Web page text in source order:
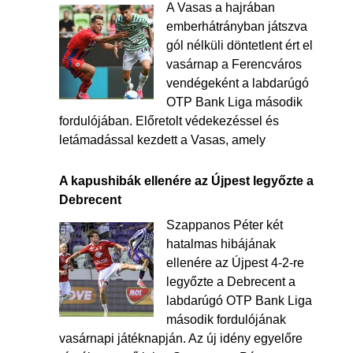
A Vasas a hajrában
emberhátrányban játszva
gól nélküli döntetlent ért el
vasárnap a Ferencváros
vendégeként a labdarúgó
OTP Bank Liga második
fordulójában. Előretolt védekezéssel és
letámadással kezdett a Vasas, amely
A kapushibák ellenére az Újpest legyőzte a
Debrecent
Szappanos Péter két
hatalmas hibájának
ellenére az Újpest 4-2-re
legyőzte a Debrecent a
labdarúgó OTP Bank Liga
második fordulójának
vasárnapi játéknapján. Az új idény egyelőre